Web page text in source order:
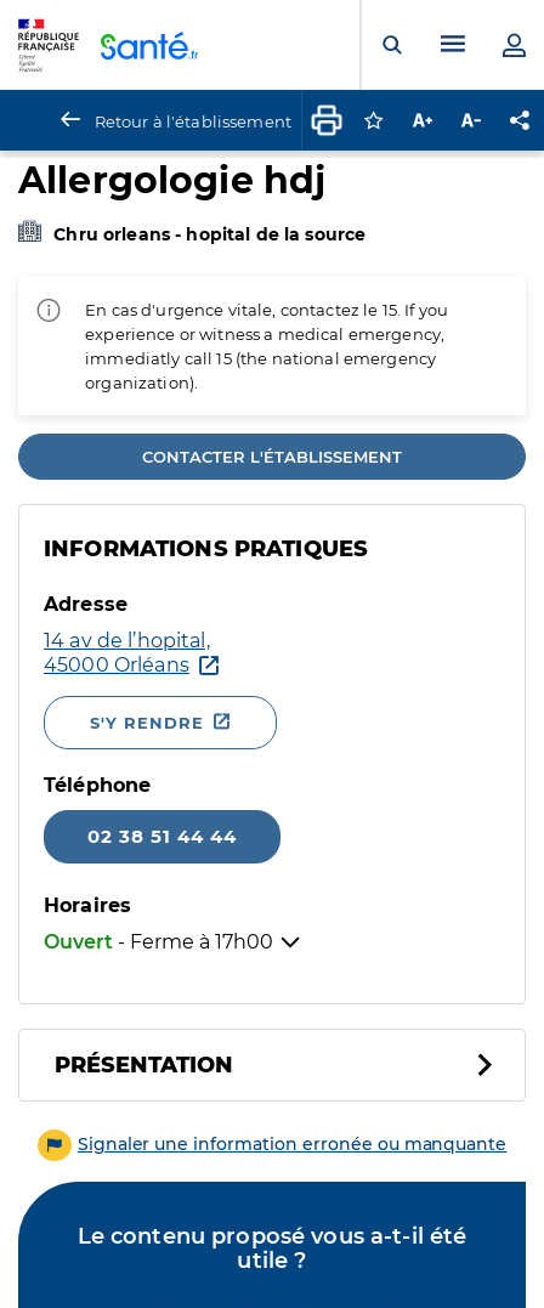
Ouvrir laMenu
Retour à l'établissement Connectez-vous
Augmenter la
Allergologie hdj
Chru orleans - hopital de la source
En cas d'urgence vitale, contactez le 15. If you
experience or witness a medical emergency,
immediatly call 15 (the national emergency
organization).
CONTACTER L'ÉTABLISSEMENT
INFORMATIONS PRATIQUES
Adresse
14 av de l’hopital,
45000 Orléans
S'Y RENDRE
Téléphone
02 38 51 44 44
Horaires
Ouvert - Ferme à 17h00
PRÉSENTATION
Signaler une information erronée ou manquante
Le contenu proposé vous a-t-il été
utile ?